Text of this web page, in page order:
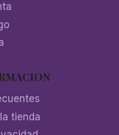
tienda